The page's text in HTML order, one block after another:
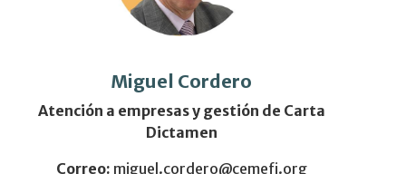
Miguel Cordero
Atención a empresas y gestión de Carta
Dictamen
Correo: miguel.cordero@cemefi.org